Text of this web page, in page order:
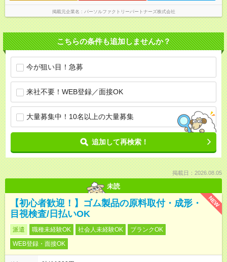
掲載元企業名 パーソルファクトリーパートナーズ株式会社
こちらの条件も追加しませんか？
今が狙い目！急募
来社不要！WEB登録／面接OK
大量募集中！10名以上の大量募集
追加して再検索！
掲載日：2026.08.05
未読
NEW
【初心者歓迎！】ゴム製品の原料取付・成形・
目視検査/日払いOK
派遣 職種未経験OK 社会人未経験OK
ブランクOK
WEB登録・面接OK